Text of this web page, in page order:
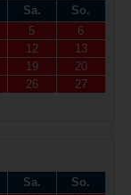
Sa.
So.
5
6
12
13
19
20
26
27
Sa.
So.